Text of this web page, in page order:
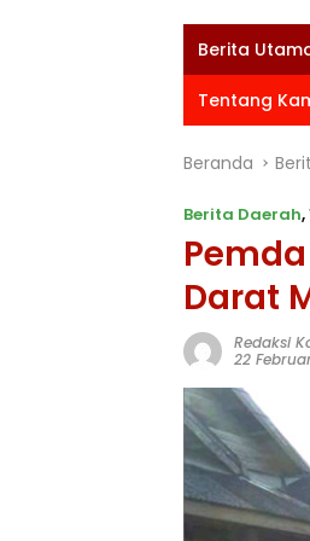
Berita
Tentang
Beranda
Berita Daerah,
Darat
Redaksi
22